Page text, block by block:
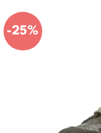
-25%